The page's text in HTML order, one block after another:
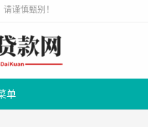
谨慎甄别！
单